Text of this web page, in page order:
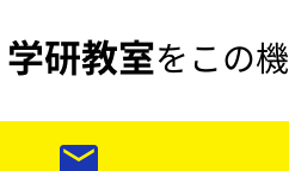
学研教室をこの